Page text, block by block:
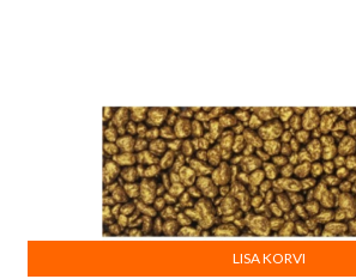
LISA KORVI